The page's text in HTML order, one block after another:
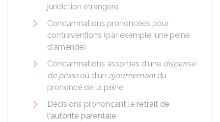
juridiction étrangère
Condamnations prononcées pour
contraventions (par exemple, une peine
d'amende)
Condamnations assorties d'une dispense
de peineou d'un ajournementdu
prononcé de la peine
Décisions prononçant le retrait de
l'autorité parentale